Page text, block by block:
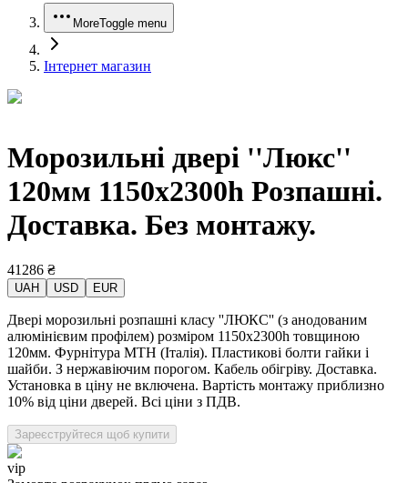
MoreToggle menu
Інтернет магазин
Морозильні двері ''Люкс''
120мм 1150x2300h Розпашні.
Доставка. Без монтажу.
41286 ₴
UAH USD EUR
Двері морозильні розпашні класу ''ЛЮКС'' (з анодованим
алюмінієвим профілем) розміром 1150х2300h товщиною
120мм. Фурнітура MTH (Італія). Пластикові болти гайки і
шайби. З нержавіючим порогом. Кабель обігріву. Доставка.
Установка в ціну не включена. Вартість монтажу приблизно
10% від ціни дверей. Всі ціни з ПДВ.
Зареєструйтеся щоб купити
vip